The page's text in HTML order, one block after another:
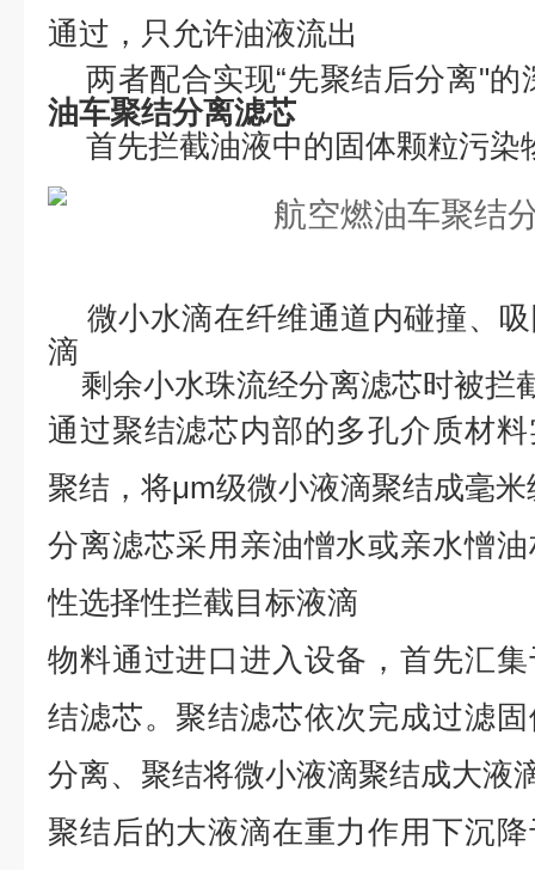
通过，只允许油液流出
两者配合实现“先聚结后分离"
油车聚结分离滤芯
首先拦截油液中的固体颗粒污染
微小水滴在纤维通道内碰撞、
滴
剩余小水珠流经分离滤芯时被拦
通过聚结滤芯内部的多孔介质材
聚结，将μm级微小液滴聚结成毫
分离滤芯采用亲油憎水或亲水憎
性选择性拦截目标液滴
物料通过进口进入设备，首先汇
结滤芯。聚结滤芯依次完成过滤
分离、聚结将微小液滴聚结成大液
聚结后的大液滴在重力作用下沉